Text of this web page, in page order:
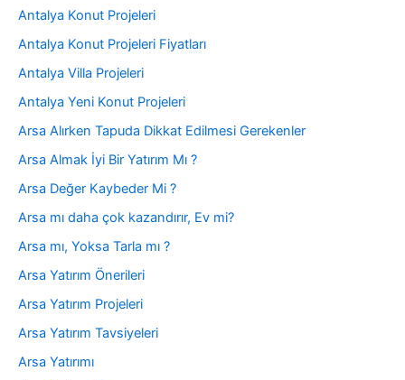
Antalya Konut Projeleri
Antalya Konut Projeleri Fiyatları
Antalya Villa Projeleri
Antalya Yeni Konut Projeleri
Arsa Alırken Tapuda Dikkat Edilmesi Gerekenler
Arsa Almak İyi Bir Yatırım Mı ?
Arsa Değer Kaybeder Mi ?
Arsa mı daha çok kazandırır, Ev mi?
Arsa mı, Yoksa Tarla mı ?
Arsa Yatırım Önerileri
Arsa Yatırım Projeleri
Arsa Yatırım Tavsiyeleri
Arsa Yatırımı